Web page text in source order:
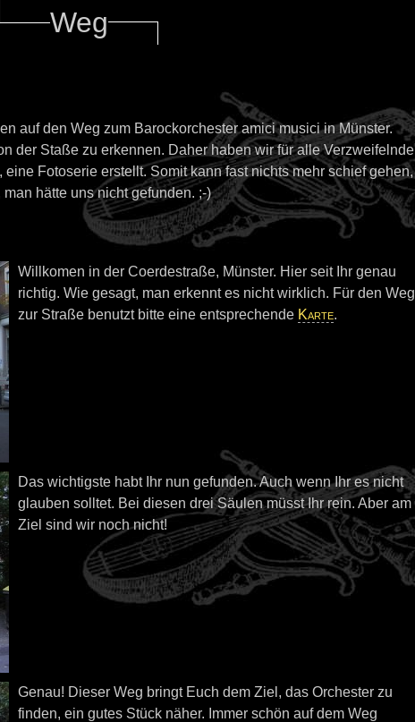
Weg
auf den Weg zum Barockorchester amici musici in Münster.
der Staße zu erkennen. Daher haben wir für alle Verzweifelnde
Fotoserie erstellt. Somit kann fast nichts mehr schief gehen,
hätte uns nicht gefunden. ;-)
Willkomen in der Coerdestraße, Münster. Hier seit Ihr genau
richtig. Wie gesagt, man erkennt es nicht wirklich. Für den Weg
zur Straße benutzt bitte eine entsprechende Karte.
Das wichtigste habt Ihr nun gefunden. Auch wenn Ihr es nicht
glauben solltet. Bei diesen drei Säulen müsst Ihr rein. Aber am
Ziel sind wir noch nicht!
Genau! Dieser Weg bringt Euch dem Ziel, das Orchester zu
finden, ein gutes Stück näher. Immer schön auf dem Weg